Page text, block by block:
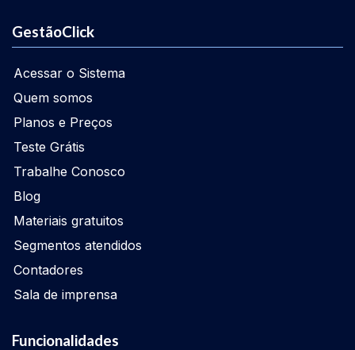
GestãoClick
Acessar o Sistema
Quem somos
Planos e Preços
Teste Grátis
Trabalhe Conosco
Blog
Materiais gratuitos
Segmentos atendidos
Contadores
Sala de imprensa
Funcionalidades